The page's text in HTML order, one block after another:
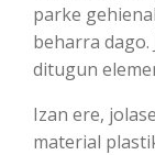
parke
beharra
ditugun
Izan ere,
material